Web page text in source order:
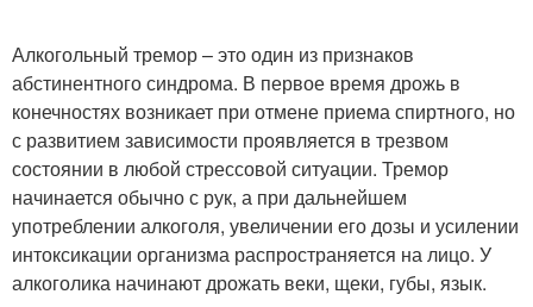
Алкогольный тремор – это один из признаков
абстинентного синдрома. В первое время дрожь в
конечностях возникает при отмене приема спиртного, но
с развитием зависимости проявляется в трезвом
состоянии в любой стрессовой ситуации. Тремор
начинается обычно с рук, а при дальнейшем
употреблении алкоголя, увеличении его дозы и усилении
интоксикации организма распространяется на лицо. У
алкоголика начинают дрожать веки, щеки, губы, язык.